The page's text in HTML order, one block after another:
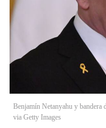
Benjamín Netanyahu y
via Getty Images